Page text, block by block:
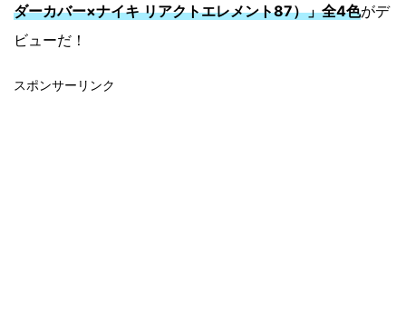
ダーカバー×ナイキ リアクトエレメント87）」全4色がデ
ビューだ！
スポンサーリンク